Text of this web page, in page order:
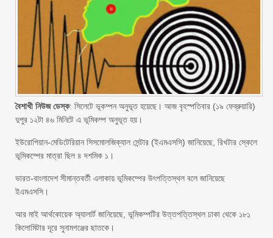
বৈশাখী নিউজ ডেস্ক: সিলেটে ভূকম্পন অনুভূত হয়েছে। আজ বৃহস্পতিবার (১৯ ফেব্রুয়ারি)
দুপুর ১২টা ৪৬ মিনিটে এ ভূমিকম্প অনুভূত হয়।
ইউরোপিয়ান-মেডিটেরিয়ান সিসমোলজিক্যাল সেন্টার (ইএমএসসি) জানিয়েছে, রিখটার স্কেলে
ভূমিকম্পের মাত্রা ছিল ৪ দশমিক ১।
ভারত-বাংলাদেশ সীমান্তবর্তী এলাকায় ভূমিকম্পের উৎপত্তিস্থল বলে জানিয়েছে
ইএমএসসি।
আর মাই আর্থকোয়েক অ্যালার্ট জানিয়েছে, ভূমিকম্পটির উত্তপত্তিস্থল ঢাকা থেকে ১৮১
কিলোমিটার দূরে সুনামগঞ্জের ছাতকে।